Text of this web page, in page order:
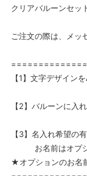
クリアバルーンセッ
ご注文の際は、メッ
【1】文字デザイン
【2】バルーンに入
【3】名入れ希望の
お名前はオプシ
★オプションのお名